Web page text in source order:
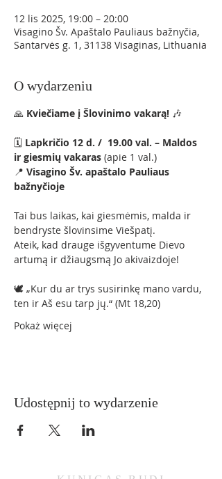
12 lis 2025, 19:00 – 20:00
Visagino Šv. Apaštalo Pauliaus bažnyčia,
Santarvės g. 1, 31138 Visaginas, Lithuania
O wydarzeniu
🙏 Kviečiame į Šlovinimo vakarą! 🎶
🗓 Lapkričio 12 d. /  19.00 val. – Maldos
ir giesmių vakaras (apie 1 val.)
📍 Visagino Šv. apaštalo Pauliaus
bažnyčioje
Tai bus laikas, kai giesmėmis, malda ir
bendryste šlovinsime Viešpatį.
Ateik, kad drauge išgyventume Dievo
artumą ir džiaugsmą Jo akivaizdoje!
🕊 „Kur du ar trys susirinkę mano vardu,
ten ir Aš esu tarp jų.“ (Mt 18,20)
Pokaż więcej
Udostępnij to wydarzenie